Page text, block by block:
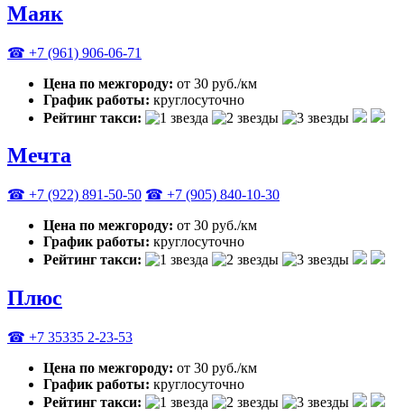
Маяк
☎ +7 (961) 906-06-71
Цена по межгороду: от 30 руб./км
График работы: круглосуточно
Рейтинг такси:
Мечта
☎ +7 (922) 891-50-50 ☎ +7 (905) 840-10-30
Цена по межгороду: от 30 руб./км
График работы: круглосуточно
Рейтинг такси:
Плюс
☎ +7 35335 2-23-53
Цена по межгороду: от 30 руб./км
График работы: круглосуточно
Рейтинг такси: